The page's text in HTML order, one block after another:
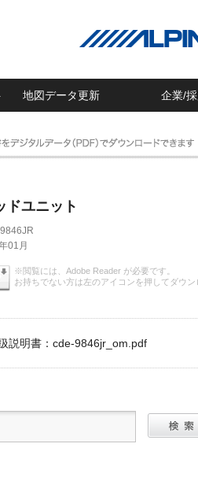
地図データ更新 企業/
ドユニット
01月
※閲覧には、Adobe Reader が必要です。
お持ちでない方は左のアイコンを押してダウン
説明書：cde-9846jr_om.pdf